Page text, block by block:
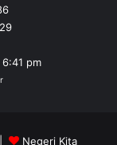
pm
Negeri Kita